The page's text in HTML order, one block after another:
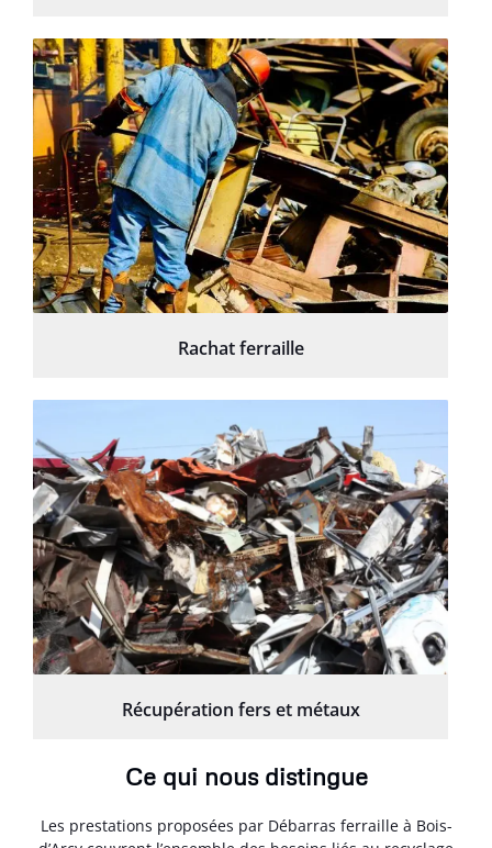
Rachat ferraille
Récupération fers et métaux
Ce qui nous distingue
Les prestations proposées par Débarras ferraille à Bois-